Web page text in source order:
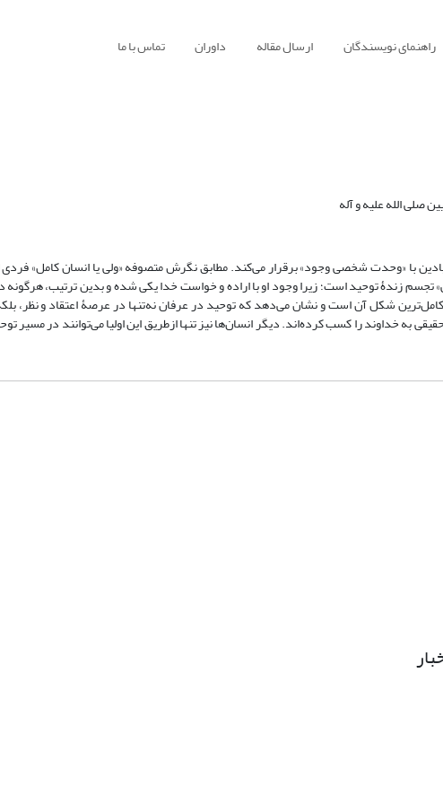
راهنمای نویسندگان ارسال مقاله داوران تماس با ما
صلی الله علیه و آله
با «وحدت شخصی وجود» برقرار می‌کند. مطابق نگرش متصوفه «ولی یا انسان کامل» فردی
زندۀ توحید است؛ زیرا وجود او با اراده و خواست خدا یکی شده و بدین ترتیب، هرگونه
شکل آن است و نشان می‌دهد که توحید در عرفان نه‌تنها در عرصۀ اعتقاد و نظر،
به خداوند را کسب کرده‌اند. دیگر انسان‌ها نیز تنها ازطریق این اولیا می‌توانند در مسیر